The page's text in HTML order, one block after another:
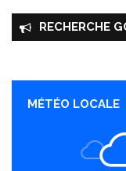
RECHERCHE
MÉTÉO LOCALE